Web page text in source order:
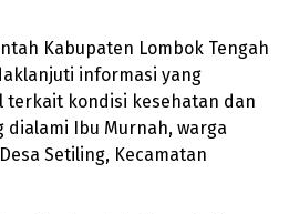
Kabupaten Lombok Tengah
informasi yang
terkait kondisi kesehatan dan
dialami Ibu Murnah, warga
Setiling, Kecamatan